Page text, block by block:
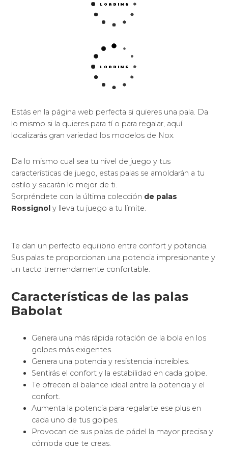
Estás en la página web perfecta si quieres una pala. Da
lo mismo si la quieres para tí o para regalar, aquí
localizarás gran variedad los modelos de Nox.
Da lo mismo cual sea tu nivel de juego y tus
características de juego, estas palas se amoldarán a tu
estilo y sacarán lo mejor de ti.
Sorpréndete con la última colección de palas
Rossignol y lleva tu juego a tu límite.
Te dan un perfecto equilibrio entre confort y potencia.
Sus palas te proporcionan una potencia impresionante y
un tacto tremendamente confortable.
Características de las palas
Babolat
Genera una más rápida rotación de la bola en los
golpes más exigentes.
Genera una potencia y resistencia increíbles.
Sentirás el confort y la estabilidad en cada golpe.
Te ofrecen el balance ideal entre la potencia y el
confort.
Aumenta la potencia para regalarte ese plus en
cada uno de tus golpes.
Provocan de sus palas de pádel la mayor precisa y
cómoda que te creas.